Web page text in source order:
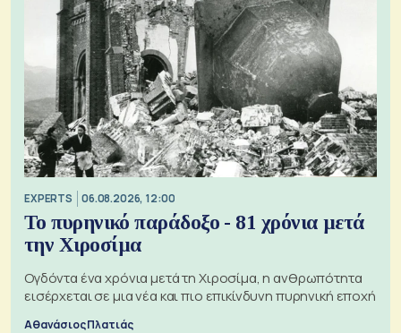
EXPERTS 06.08.2026, 12:00
Το πυρηνικό παράδοξο - 81 χρόνια μετά
την Χιροσίμα
Ογδόντα ένα χρόνια μετά τη Χιροσίμα, η ανθρωπότητα
εισέρχεται σε μια νέα και πιο επικίνδυνη πυρηνική εποχή
Αθανάσιος Πλατιάς